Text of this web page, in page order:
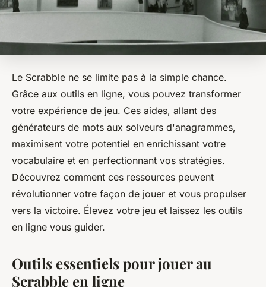
Le Scrabble ne se limite pas à la simple chance.
Grâce aux outils en ligne, vous pouvez transformer
votre expérience de jeu. Ces aides, allant des
générateurs de mots aux solveurs d'anagrammes,
maximisent votre potentiel en enrichissant votre
vocabulaire et en perfectionnant vos stratégies.
Découvrez comment ces ressources peuvent
révolutionner votre façon de jouer et vous propulser
vers la victoire. Élevez votre jeu et laissez les outils
en ligne vous guider.
Outils essentiels pour jouer au
Scrabble en ligne